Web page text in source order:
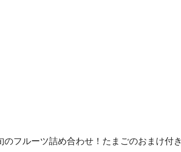
フルーツ詰め合わせ！たまごのおまけ付き